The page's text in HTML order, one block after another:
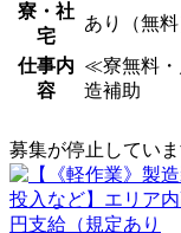
寮・社
宅
あり（無料
仕事内
容
≪寮無料・
造補助
募集が停止してい